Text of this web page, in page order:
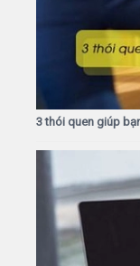
3 thói quen giúp